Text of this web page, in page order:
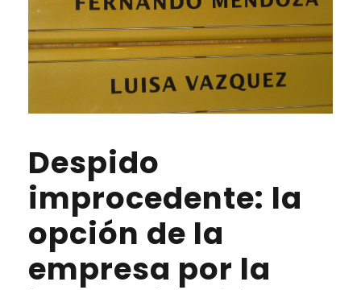
Despido
improcedente: la
opción de la
empresa por la